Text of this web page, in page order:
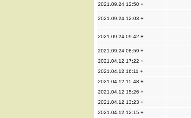
2021.09.24 12:50 +
2021.09.24 12:03 +
2021.09.24 09:42 +
2021.09.24 08:59 +
2021.04.12 17:22 +
2021.04.12 16:11 +
2021.04.12 15:48 +
2021.04.12 15:26 +
2021.04.12 13:23 +
2021.04.12 12:15 +